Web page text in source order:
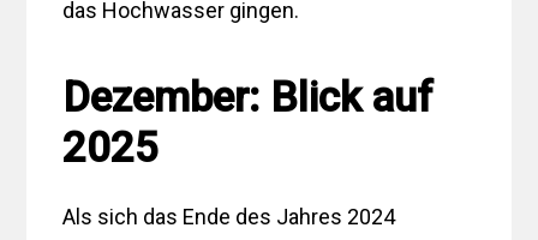
das Hochwasser gingen.
Dezember: Blick auf
2025
Als sich das Ende des Jahres 2024